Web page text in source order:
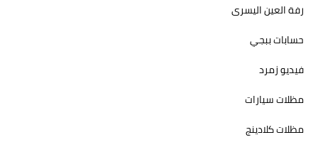
رفة العين اليسرى
حسابات ببجي
فيديو زمرد
مظلات سيارات
مظلات كلادينج